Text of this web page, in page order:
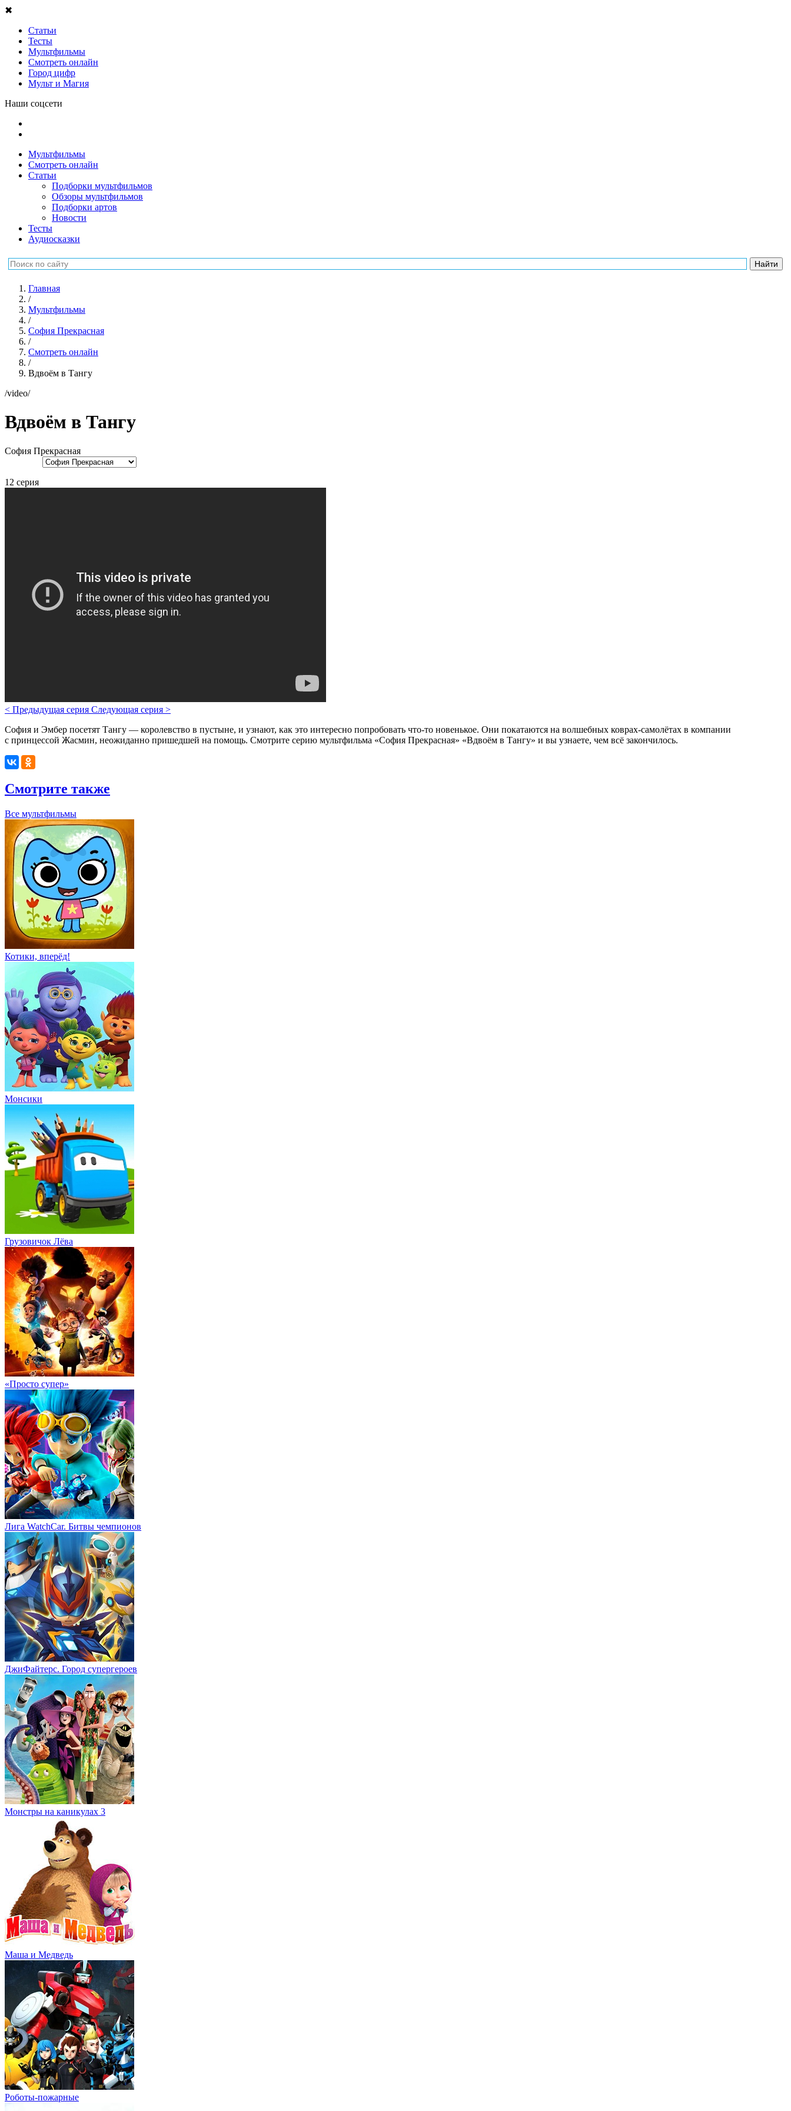
✖
Статьи
Тесты
Мультфильмы
Смотреть онлайн
Город цифр
Мульт и Магия
Наши соцсети
Мультфильмы
Смотреть онлайн
Статьи
Подборки мультфильмов
Обзоры мультфильмов
Подборки артов
Новости
Тесты
Аудиосказки
Главная
/
Мультфильмы
/
София Прекрасная
/
Смотреть онлайн
/
Вдвоём в Тангу
/video/
Вдвоём в Тангу
София Прекрасная
12 серия
< Предыдущая серия Следующая серия >
София и Эмбер посетят Тангу — королевство в пустыне, и узнают, как это интересно попробовать что-то новенькое. Они покатаются на волшебных коврах-самолётах в компании
с принцессой Жасмин, неожиданно пришедшей на помощь. Смотрите серию мультфильма «София Прекрасная» «Вдвоём в Тангу» и вы узнаете, чем всё закончилось.
Смотрите также
Все мультфильмы
Котики, вперёд!
Монсики
Грузовичок Лёва
«Просто супер»
Лига WatchCar. Битвы чемпионов
ДжиФайтерс. Город супергероев
Монстры на каникулах 3
Маша и Медведь
Роботы-пожарные